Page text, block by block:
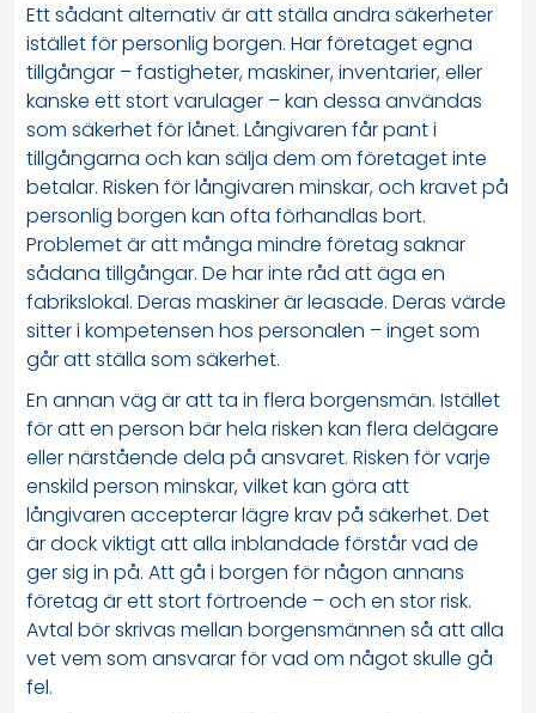
Ett sådant alternativ är att ställa andra säkerheter
istället för personlig borgen. Har företaget egna
tillgångar – fastigheter, maskiner, inventarier, eller
kanske ett stort varulager – kan dessa användas
som säkerhet för lånet. Långivaren får pant i
tillgångarna och kan sälja dem om företaget inte
betalar. Risken för långivaren minskar, och kravet på
personlig borgen kan ofta förhandlas bort.
Problemet är att många mindre företag saknar
sådana tillgångar. De har inte råd att äga en
fabrikslokal. Deras maskiner är leasade. Deras värde
sitter i kompetensen hos personalen – inget som
går att ställa som säkerhet.
En annan väg är att ta in flera borgensmän. Istället
för att en person bär hela risken kan flera delägare
eller närstående dela på ansvaret. Risken för varje
enskild person minskar, vilket kan göra att
långivaren accepterar lägre krav på säkerhet. Det
är dock viktigt att alla inblandade förstår vad de
ger sig in på. Att gå i borgen för någon annans
företag är ett stort förtroende – och en stor risk.
Avtal bör skrivas mellan borgensmännen så att alla
vet vem som ansvarar för vad om något skulle gå
fel.